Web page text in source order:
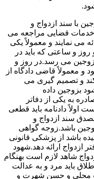
با سند ازدواج و
خدمات قضایی مراجعه می
می نمایند و معمولاً یکی
روز و ساعتی که باید در
زوجین می رسد.در روز و
معمولاً قاضی دادگاه از
و تصمیم گیری می
بزوجین داده
به یکی از دفاتر
اولاً دادنامه باید قطعی
سند ازدواج و
باشد.زوجه گواهی
باشد از پزشکی قانونی
ازدواج ارائه دهد.شهود
شاهد لازم است بهنگام
باید مرد و به عدالت
محلی و حسن شهرت و